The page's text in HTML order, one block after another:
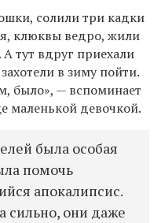
солили три кадки
клюквы ведро, жили
тут вдруг приехали
в зиму пойти.
было», — вспоминает
маленькой девочкой.
была особая
помочь
апокалипсис.
сильно, они даже